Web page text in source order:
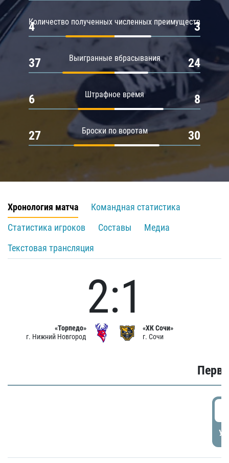
Количество полученных численных преимуществ
4 3
Выигранные вбрасывания
37 24
Штрафное время
6 8
Броски по воротам
27 30
Хронология матча
Командная статистика
Статистика игроков
Составы
Медиа
Текстовая трансляция
«Торпедо»
г. Нижний Новгород
2:1
«ХК Сочи»
г. Сочи